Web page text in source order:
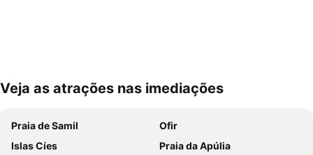
Ampliar mapa
Veja as atrações nas imediações
Praia de Samil
Ofir
Islas Cíes
Praia da Apúlia